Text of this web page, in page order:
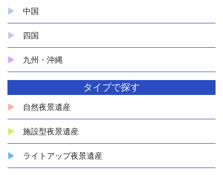
中国
四国
九州・沖縄
タイプで探す
自然夜景遺産
施設型夜景遺産
ライトアップ夜景遺産